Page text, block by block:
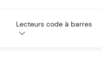
Lecteurs code à barres